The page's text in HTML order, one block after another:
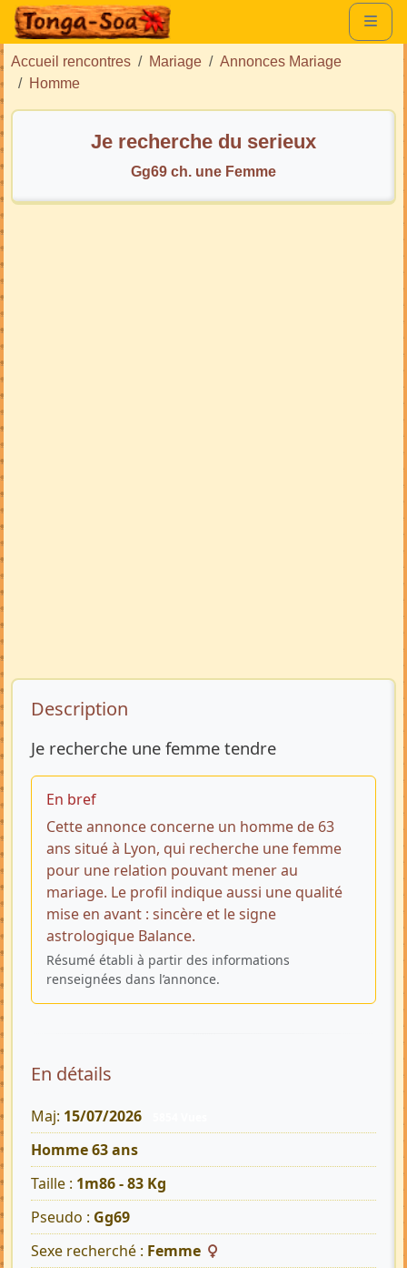
Accueil rencontres Mariage
Annonces Mariage
Homme
Je recherche du serieux
Gg69 ch. une Femme
Description de l’annonce
Description
Je recherche une femme tendre
En bref
Cette annonce concerne un homme de 63
ans situé à Lyon, qui recherche une femme
pour une relation pouvant mener au
mariage. Le profil indique aussi une qualité
mise en avant : sincère et le signe
astrologique Balance.
Résumé établi à partir des informations
renseignées dans l’annonce.
En détails
Maj: 15/07/2026
Homme 63 ans
Taille : 1m86 - 83 Kg
Pseudo : Gg69
Sexe recherché : Femme